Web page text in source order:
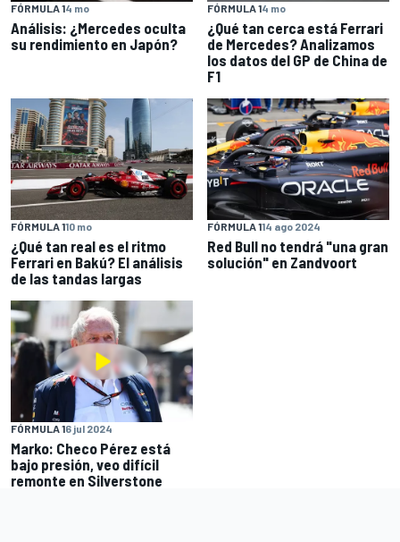
FÓRMULA 14 mo
Análisis: ¿Mercedes oculta
su rendimiento en Japón?
FÓRMULA 14 mo
¿Qué tan cerca está Ferrari
de Mercedes? Analizamos
los datos del GP de China de
F1
FÓRMULA 110 mo
¿Qué tan real es el ritmo
Ferrari en Bakú? El análisis
de las tandas largas
FÓRMULA 114 ago 2024
Red Bull no tendrá "una gran
solución" en Zandvoort
FÓRMULA 16 jul 2024
Marko: Checo Pérez está
bajo presión, veo difícil
remonte en Silverstone